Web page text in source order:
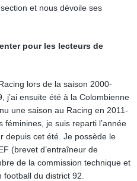
et nous dévoile ses
pour les lecteurs de
lors de la saison 2000-
j’ai ensuite été à la Colombienne
une saison au Racing en 2011-
féminines, je suis reparti l’année
depuis cet été. Je possède le
(brevet d’entraîneur de
de la commission technique et
du district 92.